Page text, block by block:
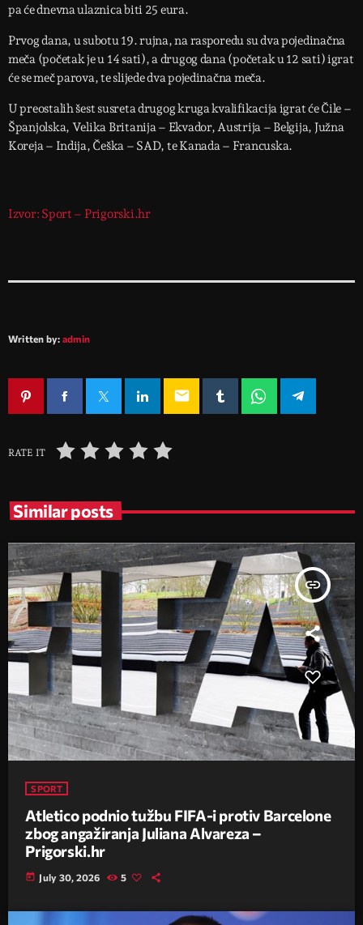
pa će dnevna ulaznica biti 25 eura.
Prvog dana, u subotu 19. rujna, na rasporedu su dva pojedinačna
meča (početak je u 14 sati), a drugog dana (početak u 12 sati) igrat
će se meč parova, te slijede dva pojedinačna meča.
U preostalih šest susreta drugog kruga kvalifikacija igrat će Čile –
Španjolska, Velika Britanija – Ekvador, Austrija – Belgija, Južna
Koreja – Indija, Češka – SAD, te Kanada – Francuska.
Izvor: Sport – Prigorski.hr
Written by: admin
email
RATE IT
Similar posts
insert_link
SPORT
Atletico podnio tužbu FIFA-i protiv Barcelone
zbog angažiranja Juliana Alvareza –
Prigorski.hr
today July 30, 2026 5